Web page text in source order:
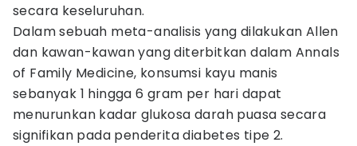
secara keseluruhan.
Dalam sebuah meta-analisis yang dilakukan Allen
dan kawan-kawan yang diterbitkan dalam Annals
of Family Medicine, konsumsi kayu manis
sebanyak 1 hingga 6 gram per hari dapat
menurunkan kadar glukosa darah puasa secara
signifikan pada penderita diabetes tipe 2.